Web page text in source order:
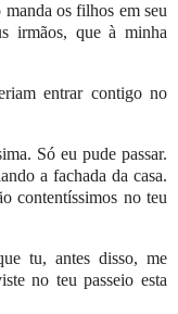
os filhos em seu
irmãos, que à minha
entrar contigo no
Só eu pude passar.
a fachada da casa.
contentíssimos no teu
tu, antes disso, me
no teu passeio esta